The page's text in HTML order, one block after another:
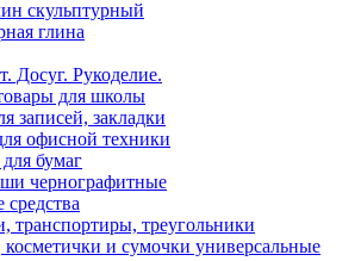
скульптурный
глина
Досуг. Рукоделие.
для школы
записей, закладки
офисной техники
бумаг
чернографитные
транспортиры, треугольники
и сумочки универсальные